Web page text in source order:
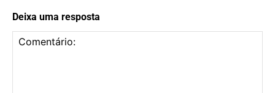
Deixa uma resposta